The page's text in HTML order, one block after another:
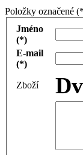
Položky označené
Jméno
(*)
E-mail
(*)
Zboží